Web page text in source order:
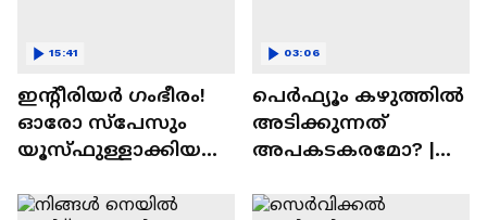
ഇന്റീരിയർ ഗംഭീരം!
ഓരോ സ്‌പേസും
യൂസ്ഫുള്ളാക്കിയ
15:41
പെർഫ്യൂം കഴുത്തിൽ
അടിക്കുന്നത്
അപകടകരമോ? |
03:06